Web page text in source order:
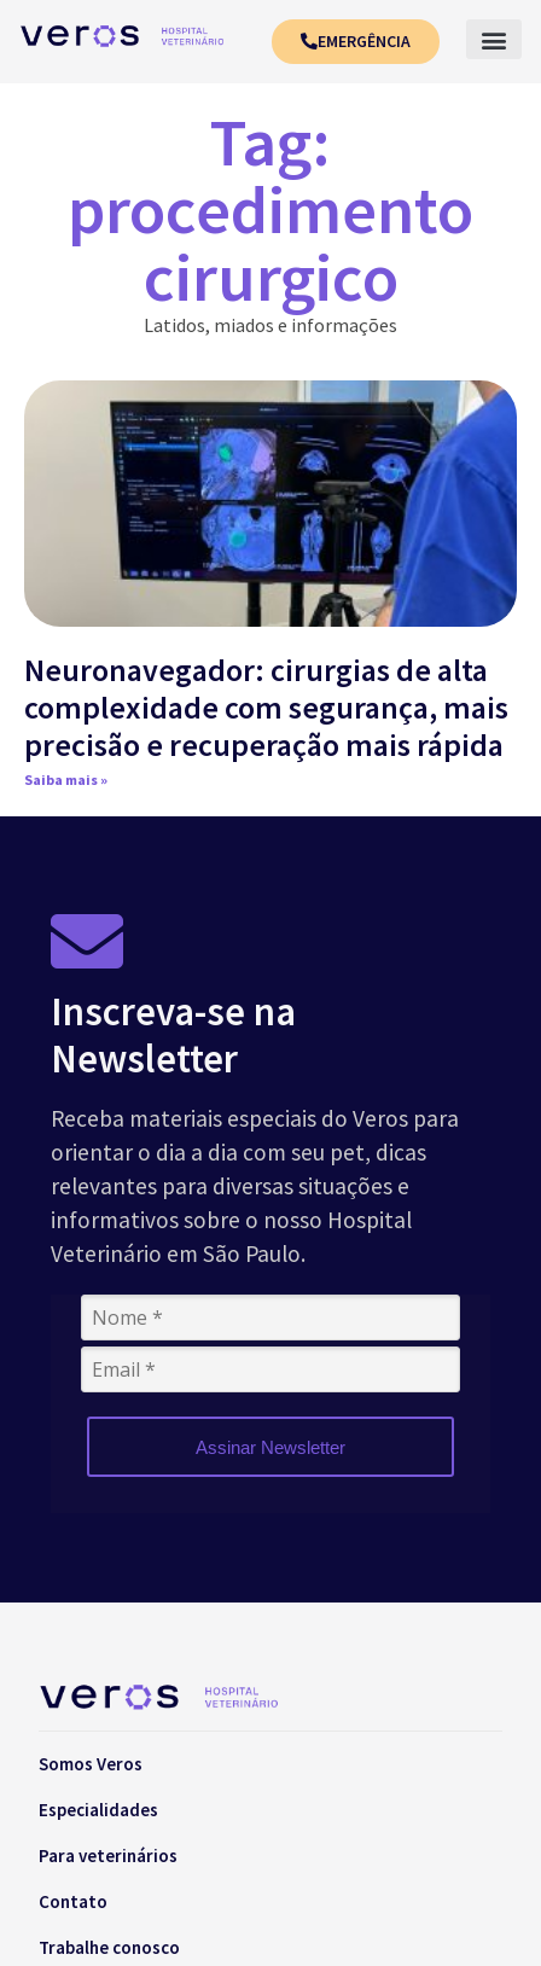
EMERGÊNCIA
Tag:
procedimento
cirurgico
Latidos, miados e informações
Neuronavegador: cirurgias de alta
complexidade com segurança, mais
precisão e recuperação mais rápida
Saiba mais »
Inscreva-se na
Newsletter
Receba materiais especiais do Veros para
orientar o dia a dia com seu pet, dicas
relevantes para diversas situações e
informativos sobre o nosso Hospital
Veterinário em São Paulo.
Assinar Newsletter
Somos Veros
Especialidades
Para veterinários
Contato
Trabalhe conosco